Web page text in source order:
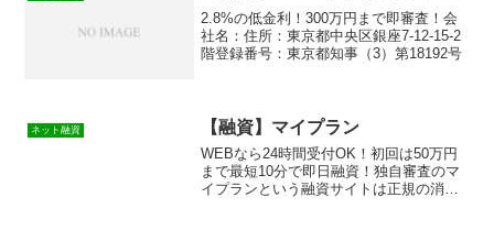
2.8%の低金利！300万円まで即審査！会
社名：住所：東京都中央区銀座7-12-15-2
階登録番号：東京都知事（3）第18192号
ネット融資 【融資】マイプラン
WEBなら24時間受付OK！初回は50万円
まで最短10分で即日融資！独自審査のマ
イプランという融資サイトは正規の消費